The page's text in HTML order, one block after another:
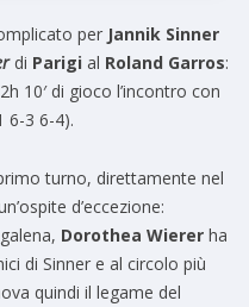
per Jannik Sinner
di Parigi al Roland Garros:
10′ di gioco l’incontro con
6-3 6-4).
turno, direttamente nel
d’eccezione:
Dorothea Wierer ha
di Sinner e al circolo più
quindi il legame del